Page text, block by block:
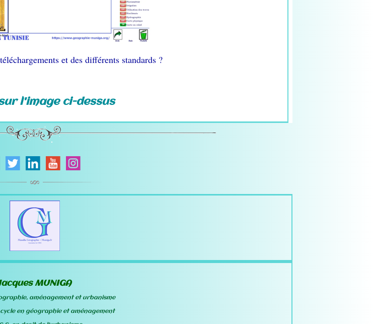
et des différents standards ?
l'image ci-dessus
MUNIGA
aménagement et urbanisme
en géographie et aménagement